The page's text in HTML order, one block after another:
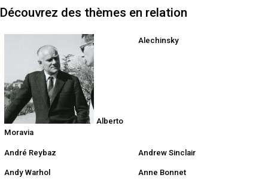
Découvrez des thèmes en relation
Alberto
Moravia
Alechinsky
André Reybaz Andrew Sinclair
Andy Warhol Anne Bonnet